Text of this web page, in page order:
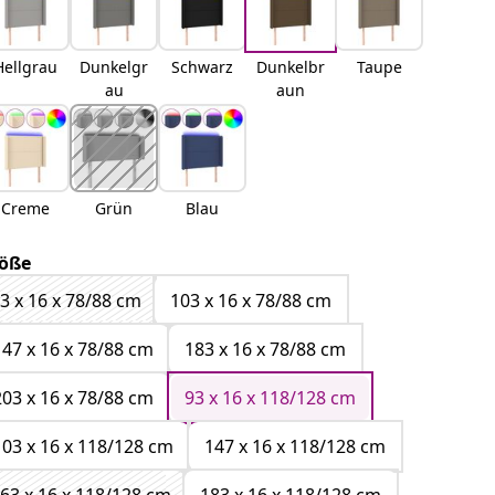
Dunkelgr
au
Schwarz
Dunkelbr
aun
Taupe
Creme Grün Blau
x 16 x 78/88 cm
103 x 16 x 78/88 cm
x 16 x 78/88 cm
183 x 16 x 78/88 cm
x 16 x 78/88 cm
93 x 16 x 118/128 cm
x 16 x 118/128 cm
147 x 16 x 118/128 cm